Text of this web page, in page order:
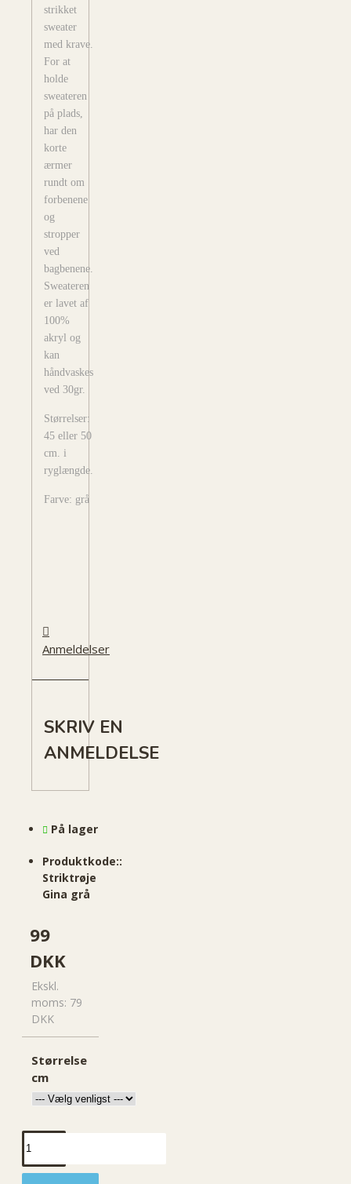
strikket
sweater
med krave.
For at
holde
sweateren
på plads,
har den
korte
ærmer
rundt om
forbenene
og
stropper
ved
bagbenene.
Sweateren
er lavet af
100%
akryl og
kan
håndvaskes
ved 30gr.
Størrelser:
45 eller 50
cm. i
ryglængde.
Farve: grå
Anmeldelser
SKRIV EN
ANMELDELSE
99
DKK
Ekskl.
moms: 79
DKK
På lager
Produktkode::
Striktrøje
Gina grå
Størrelse
cm